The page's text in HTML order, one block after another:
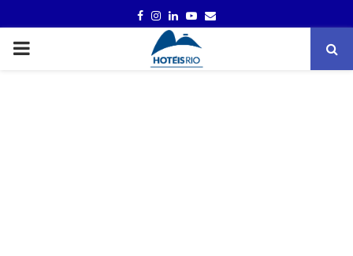
FACEBOOK
INSTAGRAM
LINKEDINYOUTUBE
EMAIL
PRIMARY